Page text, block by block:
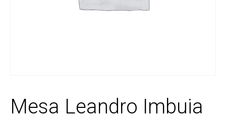
Mesa Leandro Imbuia